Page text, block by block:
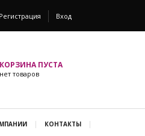
Регистрация Вход
КОНТАКТЫ